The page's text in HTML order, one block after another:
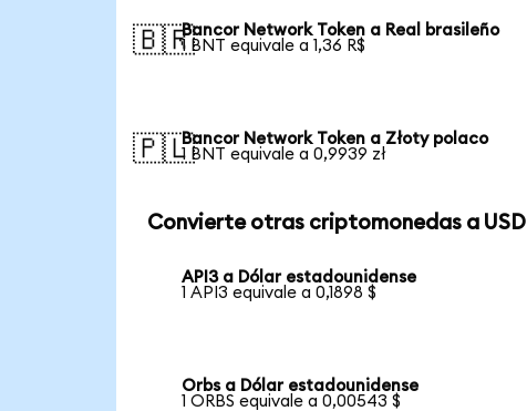
🇧🇷Bancor Network Token a Real brasileño
1 BNT equivale a 1,36 R$
🇵🇱Bancor Network Token a Złoty polaco
1 BNT equivale a 0,9939 zł
Convierte otras criptomonedas a USD
API3 a Dólar estadounidense
1 API3 equivale a 0,1898 $
Orbs a Dólar estadounidense
1 ORBS equivale a 0,00543 $